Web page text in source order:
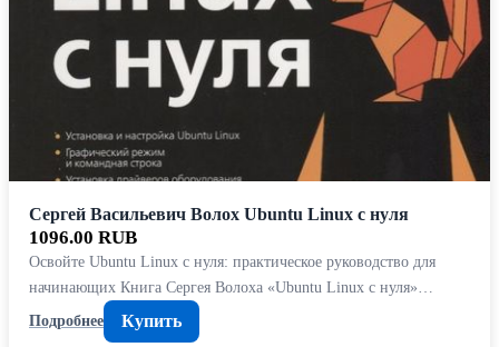
Сергей Васильевич Волох Ubuntu Linux c нуля
1096.00 RUB
Освойте Ubuntu Linux с нуля: практическое руководство для
начинающих Книга Сергея Волоха «Ubuntu Linux с нуля»…
Подробнее
Купить